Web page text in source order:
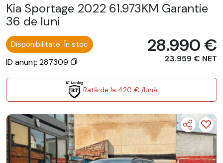
Kia Sportage 2022 61.973KM Garantie
36 de luni
Disponibilitate: În stoc
ID anunț: 287309
28.990 €
23.959 € NET
Rată de la 420 € /lună